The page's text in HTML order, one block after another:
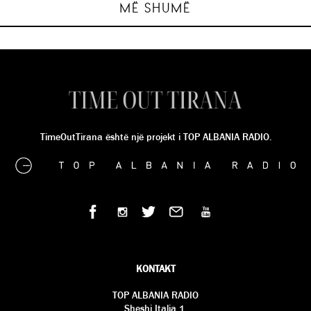
MË SHUMË
TimeOutTirana është një projekt i TOP ALBANIA RADIO.
KONTAKT
TOP ALBANIA RADIO